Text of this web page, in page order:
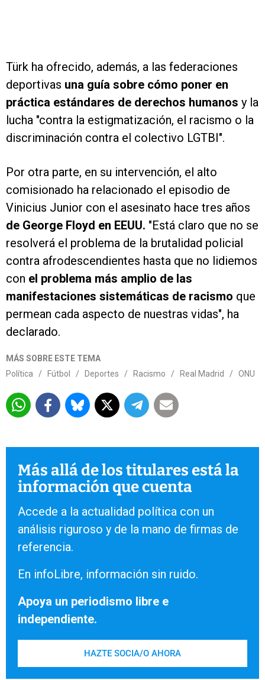
Türk ha ofrecido, además, a las federaciones
deportivas una guía sobre cómo poner en
práctica estándares de derechos humanos y la
lucha "contra la estigmatización, el racismo o la
discriminación contra el colectivo LGTBI".
Por otra parte, en su intervención, el alto
comisionado ha relacionado el episodio de
Vinicius Junior con el asesinato hace tres años
de George Floyd en EEUU. "Está claro que no se
resolverá el problema de la brutalidad policial
contra afrodescendientes hasta que no lidiemos
con el problema más amplio de las
manifestaciones sistemáticas de racismo que
permean cada aspecto de nuestras vidas", ha
declarado.
MÁS SOBRE ESTE TEMA
Política
/ Fútbol / Deportes / Racismo / Real Madrid / ONU
Más allá de los titulares está la
información que cuenta
Accede a la actualidad política con un
análisis riguroso y de la mano de firmas de
referencia.
En infoLibre, información sin ruido.
Apoya un periodismo libre e
independiente.
HAZTE SOCIA/O AHORA